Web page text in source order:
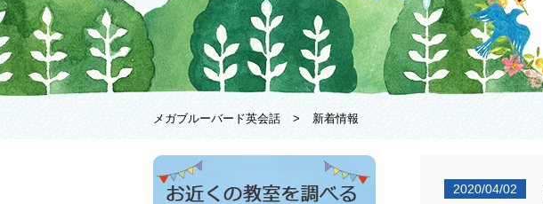
メガブルーバード英会話 > 新着情報
2020/04/02